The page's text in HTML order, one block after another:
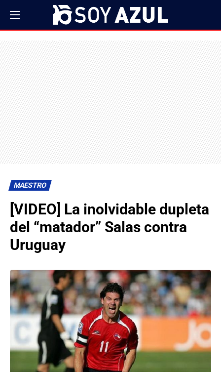
MAESTRO
[VIDEO] La inolvidable dupleta
del “matador” Salas contra
Uruguay